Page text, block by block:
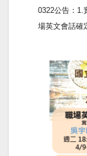
0322公告：1.
場英文會話確